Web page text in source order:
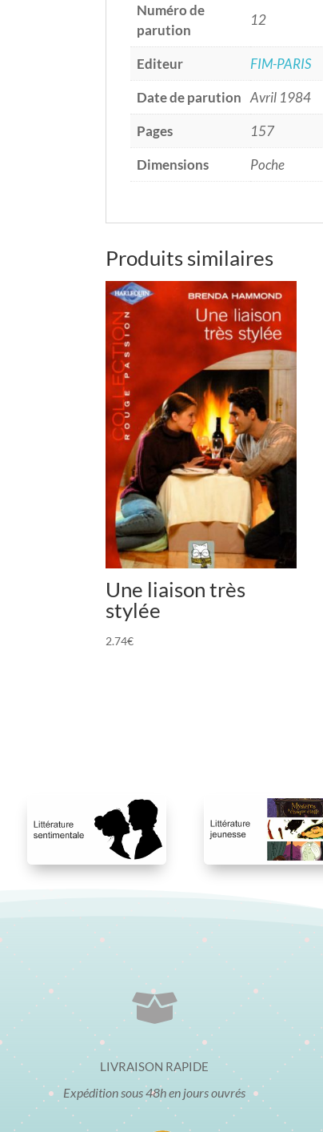
Numéro de
parution
12
Editeur
FIM-PARIS
Date de parution Avril 1984
Pages
157
Dimensions
Poche
Produits similaires
Une liaison très
stylée
2.74€

LIVRAISON RAPIDE
Expédition sous 48h en jours ouvrés